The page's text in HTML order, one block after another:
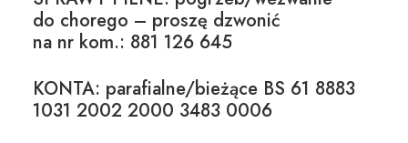
do chorego – proszę dzwonić
na nr kom.: 881 126 645
KONTA: parafialne/bieżące BS 61 8883
1031 2002 2000 3483 0006